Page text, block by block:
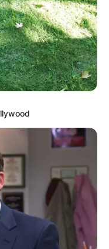
langen.de.
Plänen von
wurde in den Jahren
von Landgraf Ernst
in Hessen regierte,
Es wird heute von
Wohnsitz und
unter
www.gg-onli
. Eingetragen
57 Hektar große
Wolfsgarten wurde
Ludwig, der von
geprägt. Die hier
gelungene